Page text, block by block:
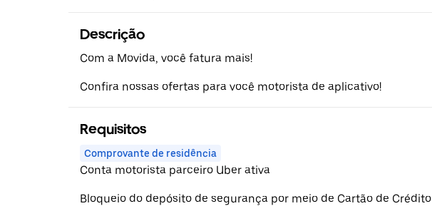
Descrição
Com a Movida, você fatura mais!
Confira nossas ofertas para você motorista de aplicativo!
Requisitos
Comprovante de residência
Conta motorista parceiro Uber ativa
Bloqueio do depósito de segurança por meio de Cartão de Crédito